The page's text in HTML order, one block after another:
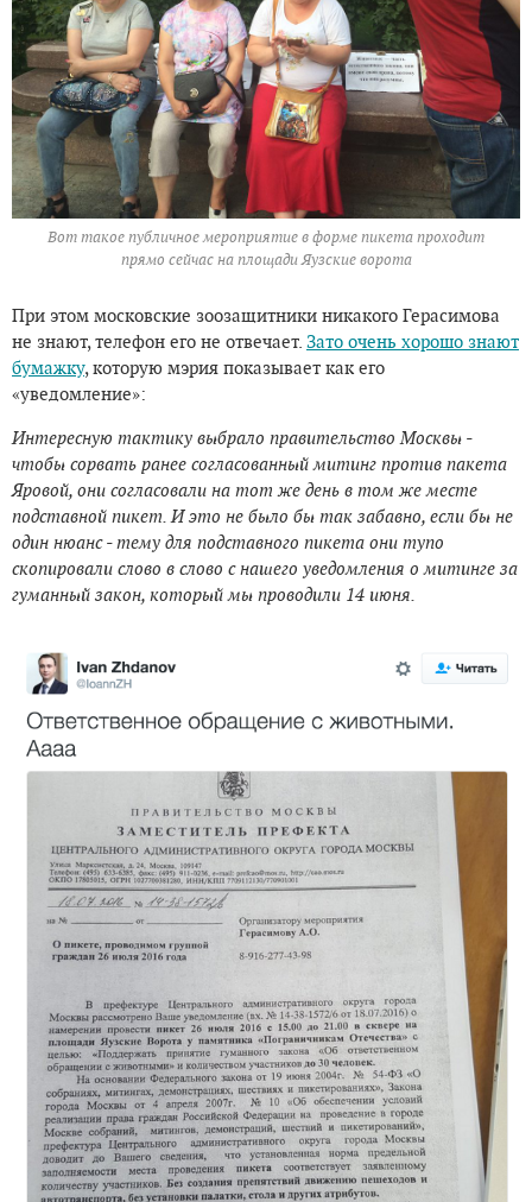
Вот такое публичное мероприятие в форме пикета проходит
прямо сейчас на площади Яузские ворота
При этом московские зоозащитники никакого Герасимова
не знают, телефон его не отвечает. Зато очень хорошо знают
бумажку, которую мэрия показывает как его
«уведомление»:
Интересную тактику выбрало правительство Москвы -
чтобы сорвать ранее согласованный митинг против пакета
Яровой, они согласовали на тот же день в том же месте
подставной пикет. И это не было бы так забавно, если бы не
один нюанс - тему для подставного пикета они тупо
скопировали слово в слово с нашего уведомления о митинге за
гуманный закон, который мы проводили 14 июня.